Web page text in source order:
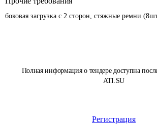
Полная информация о тендере доступна
ATI.SU
Регистрация
боковая загрузка с 2 сторон, стяжные ремни